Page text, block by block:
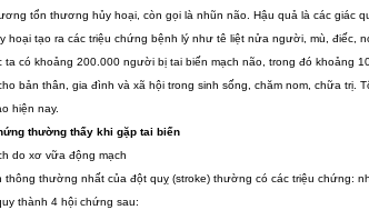
tổn thương hủy hoại, còn gọi là nhũn não. Hậu quả là các giác
hoại tạo ra các triệu chứng bệnh lý như tê liệt nửa người, mù, điếc,
ta có khoảng 200.000 người bị tai biến mạch não, trong đó khoảng
bản thân, gia đình và xã hội trong sinh sống, chăm nom, chữa trị.
hiện nay.
thường thấy khi gặp tai biến
do xơ vữa động mạch
thông thường nhất của đột quỵ (stroke) thường có các triệu chứng:
thành 4 hội chứng sau: